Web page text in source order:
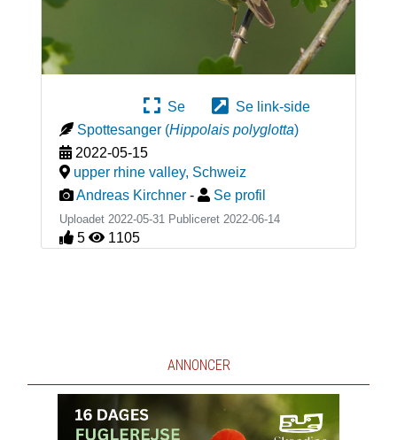
Se
Se link-side
Spottesanger (Hippolais polyglotta)
2022-05-15
upper rhine valley, Schweiz
Andreas Kirchner - Se profil
Uploadet 2022-05-31 Publiceret 2022-06-14
5 1105
ANNONCER